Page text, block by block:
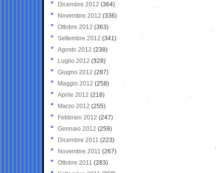
Dicembre 2012 (364)
Novembre 2012 (336)
Ottobre 2012 (363)
Settembre 2012 (341)
Agosto 2012 (238)
Luglio 2012 (328)
Giugno 2012 (287)
Maggio 2012 (258)
Aprile 2012 (218)
Marzo 2012 (255)
Febbraio 2012 (247)
Gennaio 2012 (259)
Dicembre 2011 (223)
Novembre 2011 (267)
Ottobre 2011 (283)